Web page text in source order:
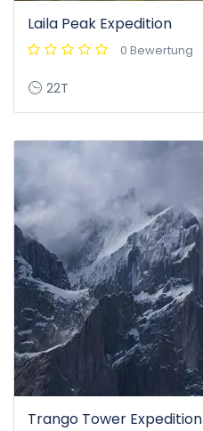
Laila Peak Expedition
0 Bewertung
22T
Trango Tower Expedition